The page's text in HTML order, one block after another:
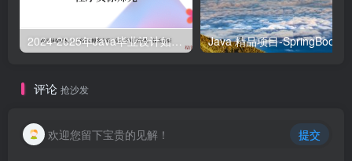
2024-2025年Java毕业设计如何选题？500道创新创意毕业设计题目推荐